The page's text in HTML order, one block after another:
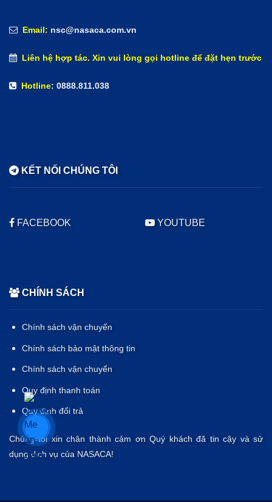
Email: nsc@nasaca.com.vn
Liên hệ hợp tác. Xin vui lòng gọi hotline để đặt hẹn trước
Hotline: 0888.811.038
KẾT NỐI CHÚNG TÔI
FACEBOOK YOUTUBE
CHÍNH SÁCH
Chính sách vận chuyển
Chính sách bảo mật thông tin
Chính sách vận chuyển
Quy định thanh toán
Quy định đổi trả
Chúng tôi xin chân thành cảm ơn Quý khách đã tin cậy và sử
dụng dịch vụ của NASACA!